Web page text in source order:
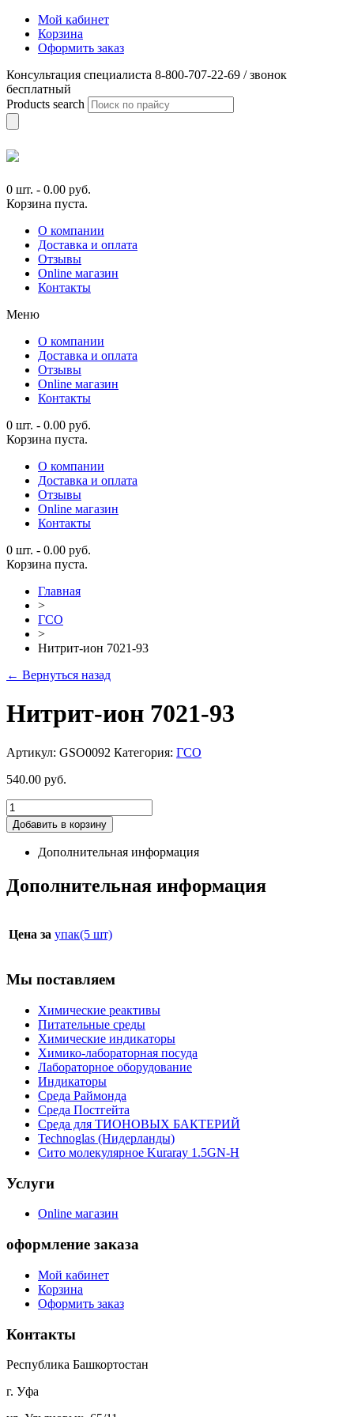
Мой кабинет
Корзина
Оформить заказ
Консультация специалиста 8-800-707-22-69 / звонок
бесплатный
Products search
0 шт. - 0.00 руб.
Корзина пуста.
О компании
Доставка и оплата
Отзывы
Online магазин
Контакты
Меню
О компании
Доставка и оплата
Отзывы
Online магазин
Контакты
0 шт. - 0.00 руб.
Корзина пуста.
О компании
Доставка и оплата
Отзывы
Online магазин
Контакты
0 шт. - 0.00 руб.
Корзина пуста.
Главная
>
ГСО
>
Нитрит-ион 7021-93
← Вернуться назад
Нитрит-ион 7021-93
Артикул: GSO0092 Категория: ГСО
540.00 руб.
Добавить в корзину
Дополнительная информация
Дополнительная информация
Цена за упак(5 шт)
Мы поставляем
Химические реактивы
Питательные среды
Химические индикаторы
Химико-лабораторная посуда
Лабораторное оборудование
Индикаторы
Среда Раймонда
Среда Постгейта
Среда для ТИОНОВЫХ БАКТЕРИЙ
Technoglas (Нидерланды)
Сито молекулярное Kuraray 1.5GN-H
Услуги
Online магазин
оформление заказа
Мой кабинет
Корзина
Оформить заказ
Контакты
Республика Башкортостан
г. Уфа